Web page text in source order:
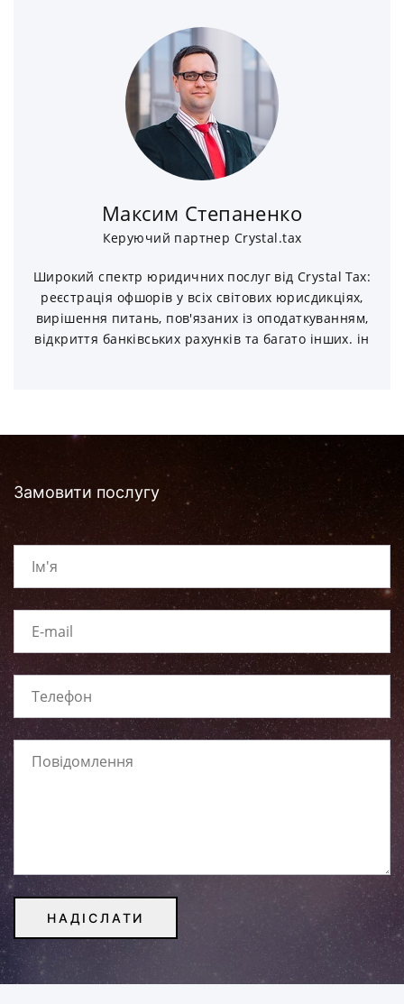
Максим Степаненко
Керуючий партнер Crystal.tax
Широкий спектр юридичних послуг від Crystal Tax:
реєстрація офшорів у всіх світових юрисдикціях,
вирішення питань, пов'язаних із оподаткуванням,
відкриття банківських рахунків та багато інших. ін
Замовити послугу